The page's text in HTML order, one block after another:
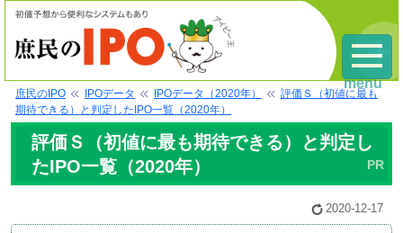
庶民のIPO IPOデータ IPOデータ（2020年）
評価Ｓ（初値に最も
期待できる）と判定したIPO一覧（2020年）
評価Ｓ（初値に最も期待できる）と判定し
たIPO一覧（2020年）
2020-12-17
menu